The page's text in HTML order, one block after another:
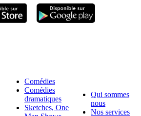
Comédies
Comédies
dramatiques
Sketches, One
Qui sommes
nous
Nos services